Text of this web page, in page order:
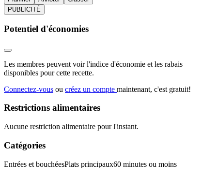
PUBLICITÉ
Potentiel d'économies
Les membres peuvent voir l'indice d'économie et les rabais
disponibles pour cette recette.
Connectez-vous ou créez un compte maintenant, c'est gratuit!
Restrictions alimentaires
Aucune restriction alimentaire pour l'instant.
Catégories
Entrées et bouchéesPlats principaux60 minutes ou moins